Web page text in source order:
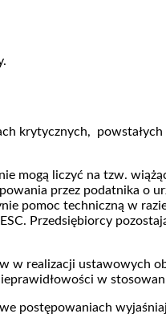
krytycznych,
liczyć na tzw.
przez podatnika o
pomoc techniczną w
Przedsiębiorcy
w realizacji ustawowych
w
postępowaniach